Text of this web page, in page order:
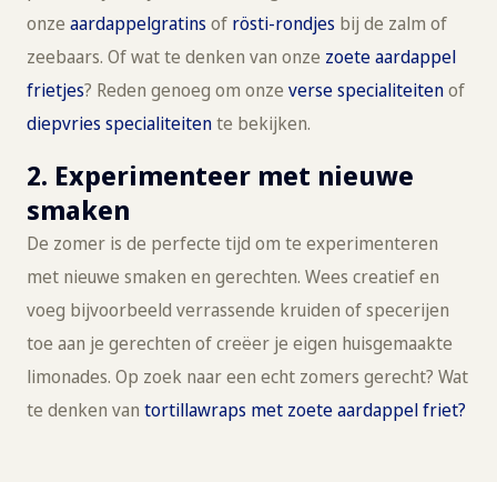
onze aardappelgratins of rösti-rondjes bij de zalm of
zeebaars. Of wat te denken van onze zoete aardappel
frietjes? Reden genoeg om onze verse specialiteitenof
diepvries specialiteitente bekijken.
2. Experimenteer met nieuwe
smaken
De zomer is de perfecte tijd om te experimenteren
met nieuwe smaken en gerechten. Wees creatief en
voeg bijvoorbeeld verrassende kruiden of specerijen
toe aan je gerechten of creëer je eigen huisgemaakte
limonades. Op zoek naar een echt zomers gerecht? Wat
te denken van tortillawraps met zoete aardappel friet?